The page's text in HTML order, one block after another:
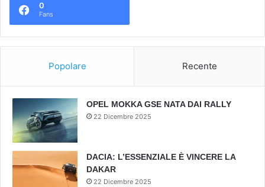
0
Fans
Popolare Recente
OPEL MOKKA GSE NATA DAI RALLY
22 Dicembre 2025
DACIA: L’ESSENZIALE È VINCERE LA
DAKAR
22 Dicembre 2025